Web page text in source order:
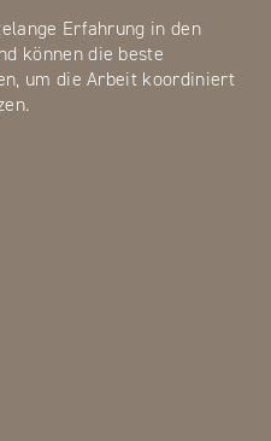
Erfahrung in den
können die beste
um die Arbeit koordiniert